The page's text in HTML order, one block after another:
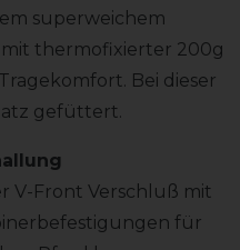
superweichem
thermofixierter 200g
Bei dieser
gefüttert.
V-Front Verschluß mit
für